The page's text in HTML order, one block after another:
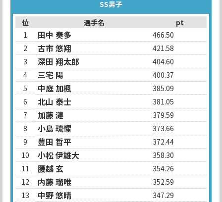
SS男子
位
選手名
pt
1
田中 奏多
466.50
2
古市 悠翔
421.58
3
深田 翔太郎
404.60
4
三宅 陽
400.37
5
中庭 加楓
385.09
6
北山 泰士
381.05
7
加藤 漣
379.59
8
小島 琉惺
373.66
9
豊田 哲平
372.44
10
小松 伊雄大
358.30
11
腰越 玄
354.26
12
内藤 瑠唯
352.59
13
中野 悠晴
347.29